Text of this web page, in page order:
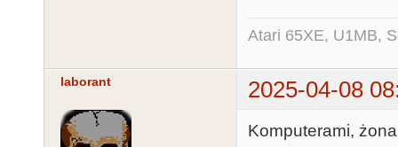
Atari 65XE, U1MB,
laborant 2025-04-08
Komputerami,